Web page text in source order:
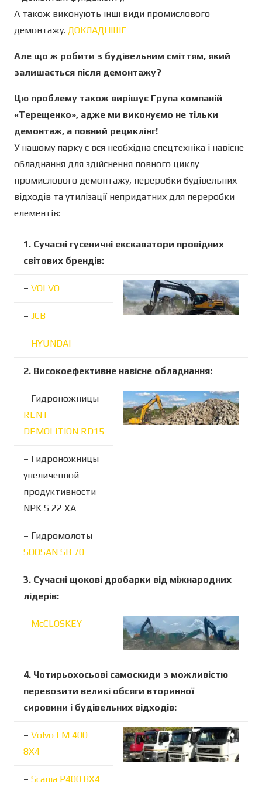
А також виконують інші види промислового
демонтажу. ДОКЛАДНІШЕ
Але що ж робити з будівельним сміттям, який
залишається після демонтажу?
Цю проблему також вирішує Група компаній
«Терещенко», адже ми виконуємо не тільки
демонтаж, а повний рециклінг!
У нашому парку є вся необхідна спецтехніка і навісне
обладнання для здійснення повного циклу
промислового демонтажу, переробки будівельних
відходів та утилізації непридатних для переробки
елементів:
1. Сучасні гусеничні екскаватори провідних
світових брендів:
– VOLVO
– JCB
– HYUNDAI
2. Високоефективне навісне обладнання:
– Гидроножницы
RENT
DEMOLITION RD15
– Гидроножницы
увеличенной
продуктивности
NPK S 22 XA
– Гидромолоты
SOOSAN SB 70
3. Сучасні щокові дробарки від міжнародних
лідерів:
– McCLOSKEY
4. Чотирьохосьові самоскиди з можливістю
перевозити великі обсяги вторинної
сировини і будівельних відходів:
– Volvo FM 400
8X4
– Scania P400 8X4